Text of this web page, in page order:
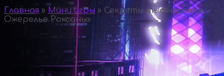
Главная » Мини игры » Секреты тысячелетия.
Ожерелье Роксаны»